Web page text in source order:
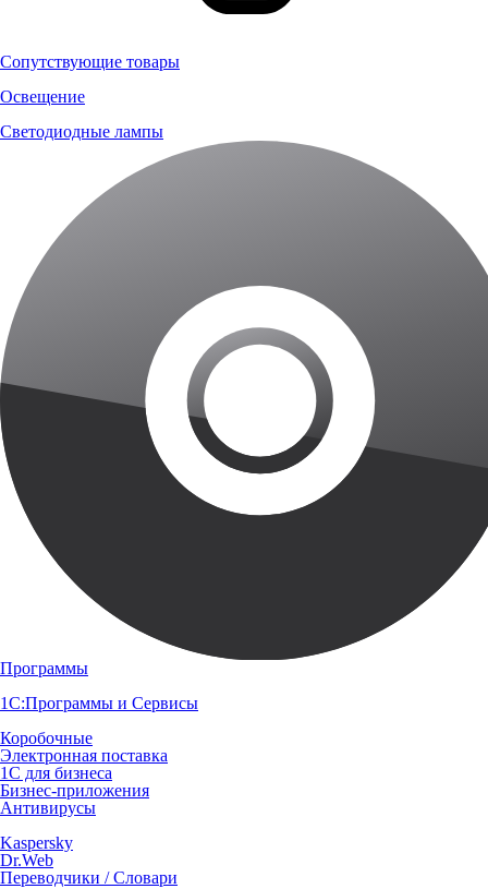
Сопутствующие товары
Освещение
Светодиодные лампы
Программы
1С:Программы и Сервисы
Коробочные
Электронная поставка
1С для бизнеса
Бизнес-приложения
Антивирусы
Kaspersky
Dr.Web
Переводчики / Словари